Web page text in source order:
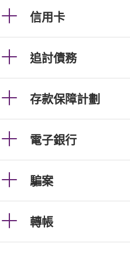
信用卡
追討債務
存款保障計劃
電子銀行
騙案
轉帳